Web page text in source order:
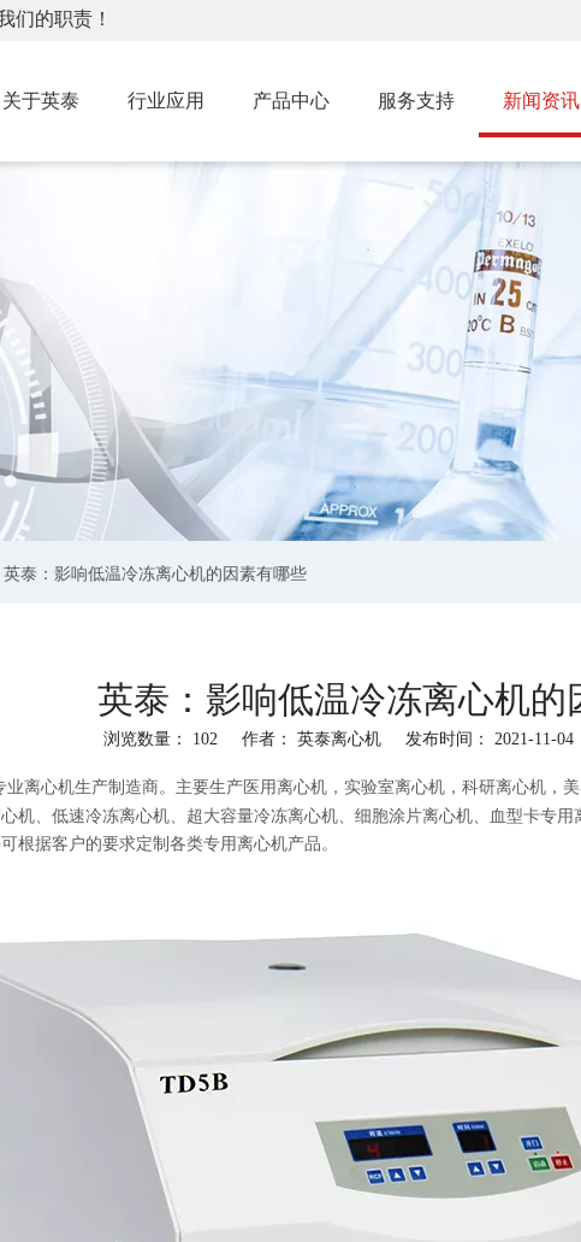
们的职责！
关于英泰 行业应用 产品中心 服务支持 新闻资讯
英泰：影响低温冷冻离心机的因素有哪些
英泰：影响低温冷冻离心机的
浏览数量： 102作者： 英泰离心机 发布时间： 2021-11-
离心机生产制造商。主要生产医用离心机，实验室离心机，科研离心机，
机、低速冷冻离心机、超大容量冷冻离心机、细胞涂片离心机、血型卡专
根据客户的要求定制各类专用离心机产品。